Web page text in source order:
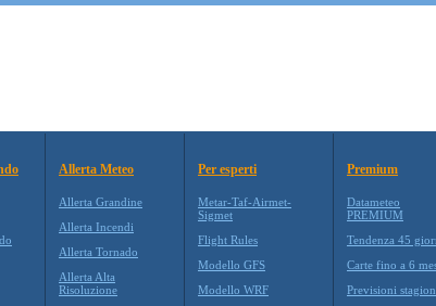
Allerta Meteo
Allerta Grandine
Allerta Incendi
Allerta Tornado
Allerta Alta
Risoluzione
Per esperti
Metar-Taf-Airmet-
Sigmet
Flight Rules
Modello GFS
Modello WRF
Premium
Datameteo
PREMIUM
Tendenza 45
Carte fino a 6
Previsioni